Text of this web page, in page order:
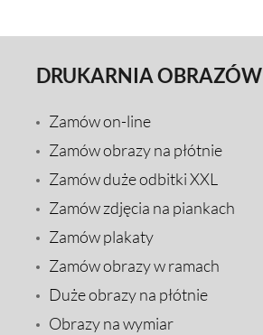
DRUKARNIA OBRAZÓW
Zamów on-line
Zamów obrazy na płótnie
Zamów duże odbitki XXL
Zamów zdjęcia na piankach
Zamów plakaty
Zamów obrazy w ramach
Duże obrazy na płótnie
Obrazy na wymiar